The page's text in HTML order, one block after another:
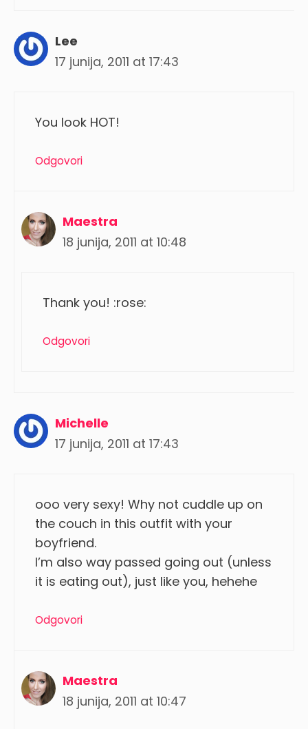
Lee
17 junija, 2011 at 17:43
You look HOT!
Odgovori
Maestra
18 junija, 2011 at 10:48
Thank you! :rose:
Odgovori
Michelle
17 junija, 2011 at 17:43
ooo very sexy! Why not cuddle up on
the couch in this outfit with your
boyfriend.
I’m also way passed going out (unless
it is eating out), just like you, hehehe
Odgovori
Maestra
18 junija, 2011 at 10:47